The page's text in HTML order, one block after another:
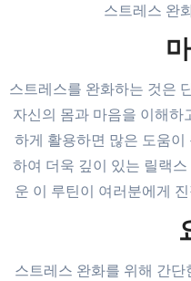
스트레스 완
스트레스를 완화하는 것은
자신의 몸과 마음을 이해하
하게 활용하면 많은 도움
하여 더욱 깊이 있는 릴랙
운 이 루틴이 여러분에게
스트레스 완화를 위해 간